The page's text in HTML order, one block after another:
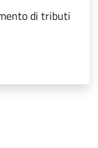
di tributi